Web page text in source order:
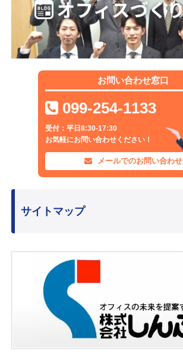
お問い合わせ窓口
099-254-1133
受付：平日8:30-17:30
お気軽にお問い合わせください！
メールでのお問い合わせ
サイトマップ